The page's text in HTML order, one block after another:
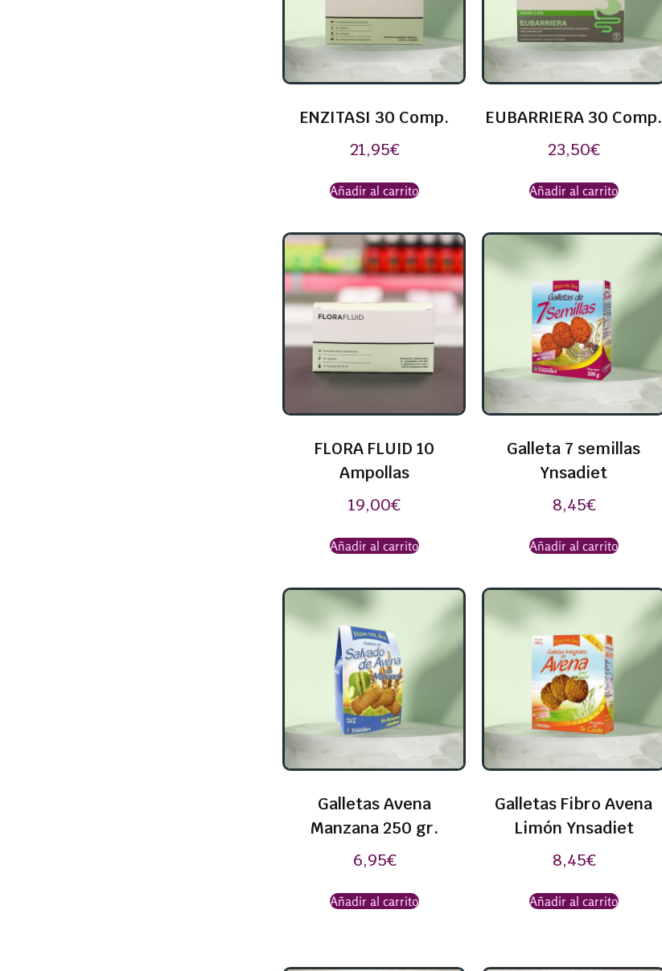
ENZITASI 30 Comp.
21,95€
Añadir al carrito
EUBARRIERA 30 Comp.
23,50€
Añadir al carrito
FLORA FLUID 10
Ampollas
19,00€
Añadir al carrito
Galleta 7 semillas
Ynsadiet
8,45€
Añadir al carrito
Galletas Avena
Manzana 250 gr.
6,95€
Añadir al carrito
Galletas Fibro Avena
Limón Ynsadiet
8,45€
Añadir al carrito